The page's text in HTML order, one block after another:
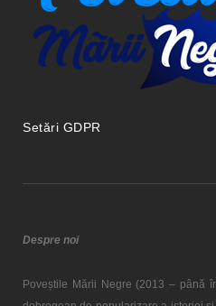
Setări GDPR
Despre noi
Poveștile Mării Negre (2013 – până